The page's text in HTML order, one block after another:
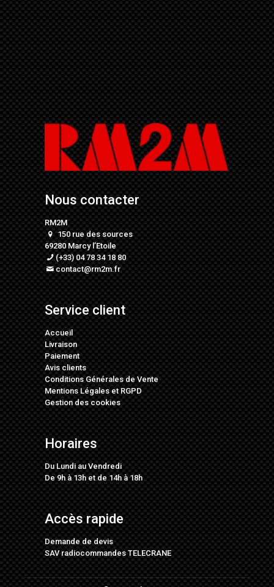
Nous contacter
RM2M
150 rue des sources
69280 Marcy l’Etoile
(+33) 04 78 34 18 80
contact@rm2m.fr
Service client
Accueil
Livraison
Paiement
Avis clients
Conditions Générales de Vente
Mentions LégalesetRGPD
Gestion des cookies
Horaires
Du Lundi au Vendredi
De 9h à 13h et de 14h à 18h
Accès rapide
Demande de devis
SAV radiocommandes TELECRANE